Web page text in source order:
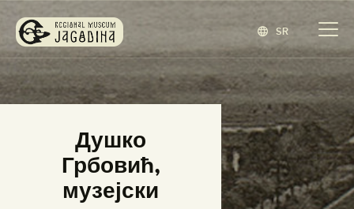
SR
Душко
Грбовић,
музејски
ЗАВИЧАЈНИ МУЗЕЈ ЈАГОДИНА
www.jagodina.museum
ЗБИРКЕ
ИЗЛОЖБЕ
ДОГАЂАЈИ